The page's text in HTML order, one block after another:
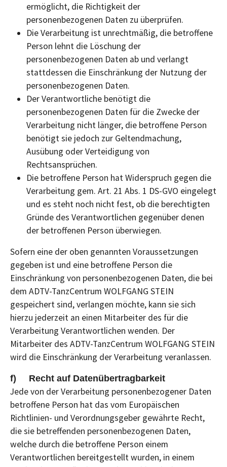
ermöglicht, die Richtigkeit der
personenbezogenen Daten zu überprüfen.
Die Verarbeitung ist unrechtmäßig, die betroffene
Person lehnt die Löschung der
personenbezogenen Daten ab und verlangt
stattdessen die Einschränkung der Nutzung der
personenbezogenen Daten.
Der Verantwortliche benötigt die
personenbezogenen Daten für die Zwecke der
Verarbeitung nicht länger, die betroffene Person
benötigt sie jedoch zur Geltendmachung,
Ausübung oder Verteidigung von
Rechtsansprüchen.
Die betroffene Person hat Widerspruch gegen die
Verarbeitung gem. Art. 21 Abs. 1 DS-GVO eingelegt
und es steht noch nicht fest, ob die berechtigten
Gründe des Verantwortlichen gegenüber denen
der betroffenen Person überwiegen.
Sofern eine der oben genannten Voraussetzungen
gegeben ist und eine betroffene Person die
Einschränkung von personenbezogenen Daten, die bei
dem ADTV-TanzCentrum WOLFGANG STEIN
gespeichert sind, verlangen möchte, kann sie sich
hierzu jederzeit an einen Mitarbeiter des für die
Verarbeitung Verantwortlichen wenden. Der
Mitarbeiter des ADTV-TanzCentrum WOLFGANG STEIN
wird die Einschränkung der Verarbeitung veranlassen.
f) Recht auf Datenübertragbarkeit
Jede von der Verarbeitung personenbezogener Daten
betroffene Person hat das vom Europäischen
Richtlinien- und Verordnungsgeber gewährte Recht,
die sie betreffenden personenbezogenen Daten,
welche durch die betroffene Person einem
Verantwortlichen bereitgestellt wurden, in einem